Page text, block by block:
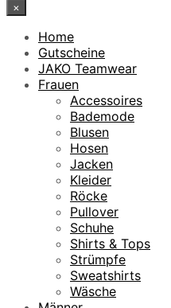
×
Home
Gutscheine
JAKO Teamwear
Frauen
Accessoires
Bademode
Blusen
Hosen
Jacken
Kleider
Röcke
Pullover
Schuhe
Shirts & Tops
Strümpfe
Sweatshirts
Wäsche